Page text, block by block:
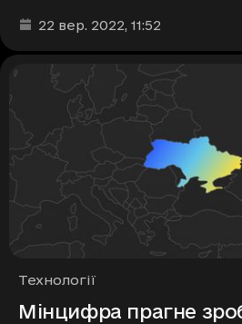
Дата та час публікації
22 вер. 2022, 11:52
Рубрики
Технології
Мінцифра прагне